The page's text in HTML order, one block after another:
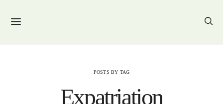
POSTS BY TAG
Expatriation